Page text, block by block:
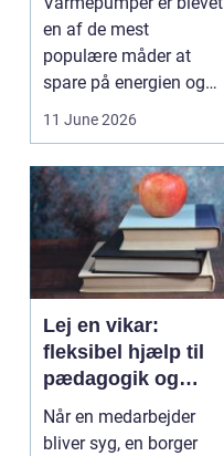
en af de mest
populære måder at
spare på energien og
få et bedre indeklima
11 June 2026
Lej en vikar:
fleksibel hjælp til
pædagogik og
sundhed
Når en medarbejder
bliver syg, en borger